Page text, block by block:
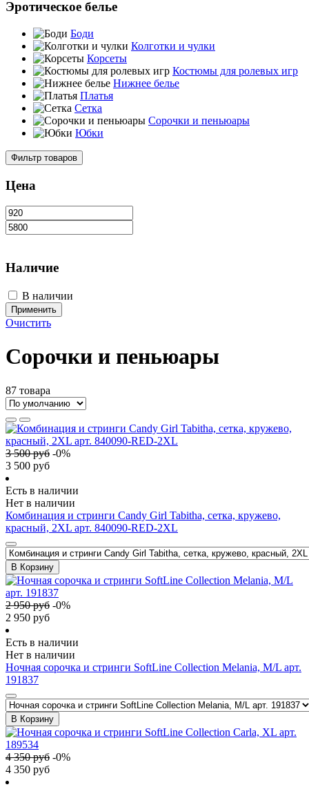
Эротическое белье
Боди
Колготки и чулки
Корсеты
Костюмы для ролевых игр
Нижнее белье
Платья
Сетка
Сорочки и пеньюары
Юбки
Фильтр товаров
Цена
Наличие
В наличии
Применить
Очистить
Сорочки и пеньюары
87 товара
3 500руб -0%
3 500 руб
Есть в наличии
Нет в наличии
Комбинация и стринги Candy Girl Tabitha, сетка, кружево,
красный, 2XL арт. 840090-RED-2XL
В Корзину
2 950руб -0%
2 950 руб
Есть в наличии
Нет в наличии
Ночная сорочка и стринги SoftLine Collection Melania, M/L арт.
191837
В Корзину
4 350руб -0%
4 350 руб